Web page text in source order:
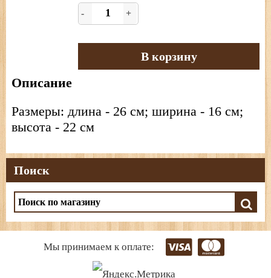
- +
В корзину
Описание
Размеры: длина - 26 см; ширина - 16 см;
высота - 22 см
Поиск
Мы принимаем к оплате: